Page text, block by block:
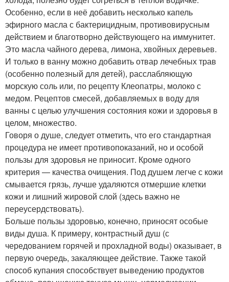
Особенно, если в неё добавить несколько капель
эфирного масла с бактерицидным, противовирусным
действием и благотворно действующего на иммунитет.
Это масла чайного дерева, лимона, хвойных деревьев.
И только в ванну можно добавить отвар лечебных трав
(особенно полезный для детей), расслабляющую
морскую соль или, по рецепту Клеопатры, молоко с
медом. Рецептов смесей, добавляемых в воду для
ванны с целью улучшения состояния кожи и здоровья в
целом, множество.
Говоря о душе, следует отметить, что его стандартная
процедура не имеет противопоказаний, но и особой
пользы для здоровья не приносит. Кроме одного
критерия — качества очищения. Под душем легче с кожи
смывается грязь, лучше удаляются отмершие клетки
кожи и лишний жировой слой (здесь важно не
переусердствовать).
Больше пользы здоровью, конечно, приносят особые
виды душа. К примеру, контрастный душ (с
чередованием горячей и прохладной воды) оказывает, в
первую очередь, закаляющее действие. Также такой
способ купания способствует выведению продуктов